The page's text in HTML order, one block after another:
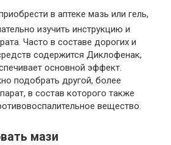
в аптеке мазь или гель,
изучить инструкцию и
Часто в составе дорогих и
содержится Диклофенак,
основной эффект.
подобрать другой, более
в состав которого также
вещество.
мази